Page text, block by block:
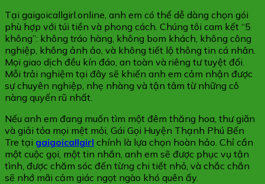
Tại gaigoicallgirl.online, anh em có thể dễ dàng chọn gói
phù hợp với túi tiền và phong cách. Chúng tôi cam kết “5
không”: không tráo hàng, không bom khách, không công
nghiệp, không ảnh ảo, và không tiết lộ thông tin cá nhân.
Mọi giao dịch đều kín đáo, an toàn và riêng tư tuyệt đối.
Mỗi trải nghiệm tại đây sẽ khiến anh em cảm nhận được
sự chuyên nghiệp, nhẹ nhàng và tận tâm từ những cô
nàng quyến rũ nhất.
Nếu anh em đang muốn tìm một đêm thăng hoa, thư giãn
và giải tỏa mọi mệt mỏi, Gái Gọi Huyện Thạnh Phú Bến
Tre tại gaigoicallgirl chính là lựa chọn hoàn hảo. Chỉ cần
một cuộc gọi, một tin nhắn, anh em sẽ được phục vụ tận
tình, được chăm sóc đến từng chi tiết nhỏ, và chắc chắn
sẽ nhớ mãi cảm giác ngọt ngào khó quên ấy.